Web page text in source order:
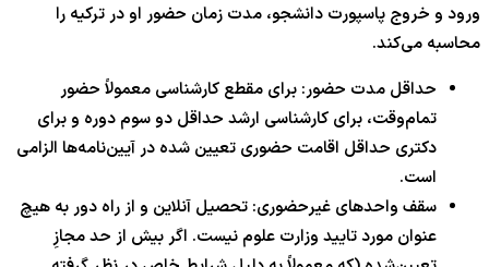
ورود و خروج پاسپورت دانشجو، مدت زمان حضور او در ترکیه را
محاسبه می‌کند.
حداقل مدت حضور: برای مقطع کارشناسی معمولاً حضور
تمام‌وقت، برای کارشناسی ارشد حداقل دو سوم دوره و برای
دکتری حداقل اقامت حضوری تعیین شده در آیین‌نامه‌ها الزامی
است.
سقف واحدهای غیرحضوری: تحصیل آنلاین و از راه دور به هیچ
عنوان مورد تایید وزارت علوم نیست. اگر بیش از حد مجازِ